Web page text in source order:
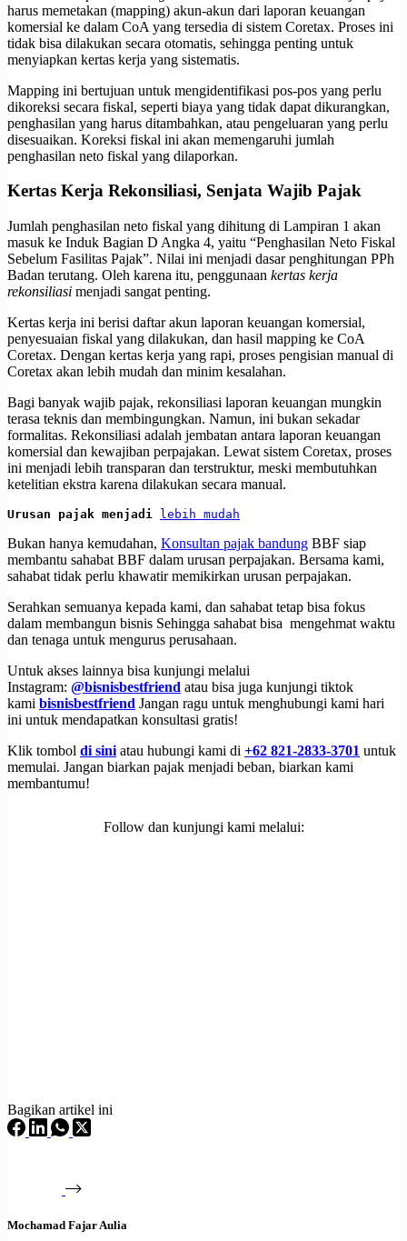
harus memetakan (mapping) akun-akun dari laporan keuangan
komersial ke dalam CoA yang tersedia di sistem Coretax. Proses ini
tidak bisa dilakukan secara otomatis, sehingga penting untuk
menyiapkan kertas kerja yang sistematis.
Mapping ini bertujuan untuk mengidentifikasi pos-pos yang perlu
dikoreksi secara fiskal, seperti biaya yang tidak dapat dikurangkan,
penghasilan yang harus ditambahkan, atau pengeluaran yang perlu
disesuaikan. Koreksi fiskal ini akan memengaruhi jumlah
penghasilan neto fiskal yang dilaporkan.
Kertas Kerja Rekonsiliasi, Senjata Wajib Pajak
Jumlah penghasilan neto fiskal yang dihitung di Lampiran 1 akan
masuk ke Induk Bagian D Angka 4, yaitu “Penghasilan Neto Fiskal
Sebelum Fasilitas Pajak”. Nilai ini menjadi dasar penghitungan PPh
Badan terutang. Oleh karena itu, penggunaan kertas kerja
rekonsiliasi menjadi sangat penting.
Kertas kerja ini berisi daftar akun laporan keuangan komersial,
penyesuaian fiskal yang dilakukan, dan hasil mapping ke CoA
Coretax. Dengan kertas kerja yang rapi, proses pengisian manual di
Coretax akan lebih mudah dan minim kesalahan.
Bagi banyak wajib pajak, rekonsiliasi laporan keuangan mungkin
terasa teknis dan membingungkan. Namun, ini bukan sekadar
formalitas. Rekonsiliasi adalah jembatan antara laporan keuangan
komersial dan kewajiban perpajakan. Lewat sistem Coretax, proses
ini menjadi lebih transparan dan terstruktur, meski membutuhkan
ketelitian ekstra karena dilakukan secara manual.
Urusan pajak menjadi lebih mudah
Bukan hanya kemudahan, Konsultan pajak bandung BBF siap
membantu sahabat BBF dalam urusan perpajakan. Bersama kami,
sahabat tidak perlu khawatir memikirkan urusan perpajakan.
Serahkan semuanya kepada kami, dan sahabat tetap bisa fokus
dalam membangun bisnis Sehingga sahabat bisa mengehmat waktu
dan tenaga untuk mengurus perusahaan.
Untuk akses lainnya bisa kunjungi melalui
Instagram: @bisnisbestfriend atau bisa juga kunjungi tiktok
kami bisnisbestfriend Jangan ragu untuk menghubungi kami hari
ini untuk mendapatkan konsultasi gratis!
Klik tombol di sini atau hubungi kami di +62 821-2833-3701 untuk
memulai. Jangan biarkan pajak menjadi beban, biarkan kami
membantumu!
Follow dan kunjungi kami melalui:
Bagikan artikel ini
Mochamad Fajar Aulia